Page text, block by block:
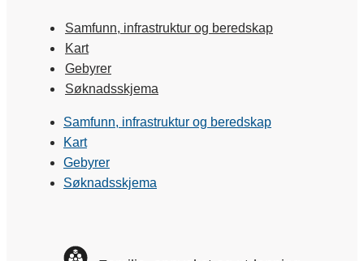
Samfunn, infrastruktur og beredskap
Kart
Gebyrer
Søknadsskjema
Samfunn, infrastruktur og beredskap
Kart
Gebyrer
Søknadsskjema